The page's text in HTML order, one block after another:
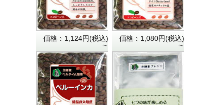
価格：1,124円(税込)
～
価格：1,080円(税込)
～